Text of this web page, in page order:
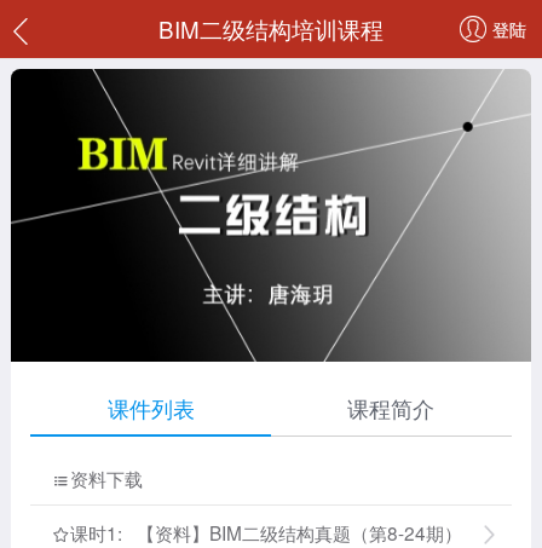
BIM二级结构培训课程 登陆
课件列表 课程简介
资料下载
课时1: 【资料】BIM二级结构真题（第8-24期）